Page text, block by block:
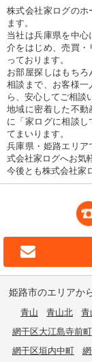
株式会社家ログの
ます。
当社は兵庫県を中
介をはじめ、売買
っております。
お部屋探しはもち
相談まで、お客様
ら、安心してご相談
地域に密着した不
に「家ログに相談
てまいります。
兵庫県・姫路エリ
式会社家ログへお気
今後とも株式会社家
姫路市のエリアか
青山 青山北 青
網干区大江島寺前町
網干区垣内中町